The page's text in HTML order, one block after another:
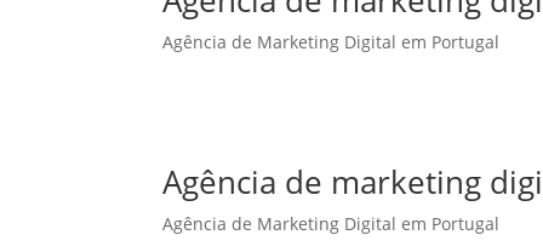
Agência de Marketing Digital em Portugal
Agência de marketing
Agência de Marketing Digital em Portugal